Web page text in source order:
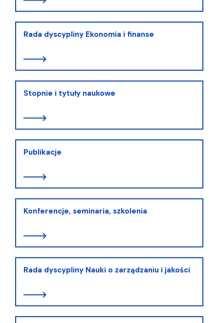
Rada dyscypliny Ekonomia i finanse
Stopnie i tytuły naukowe
Publikacje
Konferencje, seminaria, szkolenia
Rada dyscypliny Nauki o zarządzaniu i jakości